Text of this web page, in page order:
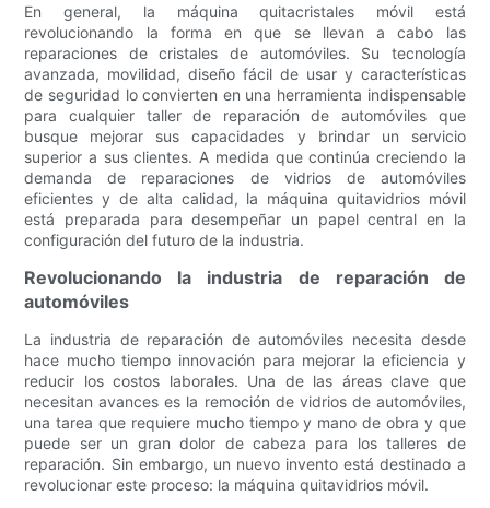
En general, la máquina quitacristales móvil está
revolucionando la forma en que se llevan a cabo las
reparaciones de cristales de automóviles. Su tecnología
avanzada, movilidad, diseño fácil de usar y características
de seguridad lo convierten en una herramienta indispensable
para cualquier taller de reparación de automóviles que
busque mejorar sus capacidades y brindar un servicio
superior a sus clientes. A medida que continúa creciendo la
demanda de reparaciones de vidrios de automóviles
eficientes y de alta calidad, la máquina quitavidrios móvil
está preparada para desempeñar un papel central en la
configuración del futuro de la industria.
Revolucionando la industria de reparación de
automóviles
La industria de reparación de automóviles necesita desde
hace mucho tiempo innovación para mejorar la eficiencia y
reducir los costos laborales. Una de las áreas clave que
necesitan avances es la remoción de vidrios de automóviles,
una tarea que requiere mucho tiempo y mano de obra y que
puede ser un gran dolor de cabeza para los talleres de
reparación. Sin embargo, un nuevo invento está destinado a
revolucionar este proceso: la máquina quitavidrios móvil.